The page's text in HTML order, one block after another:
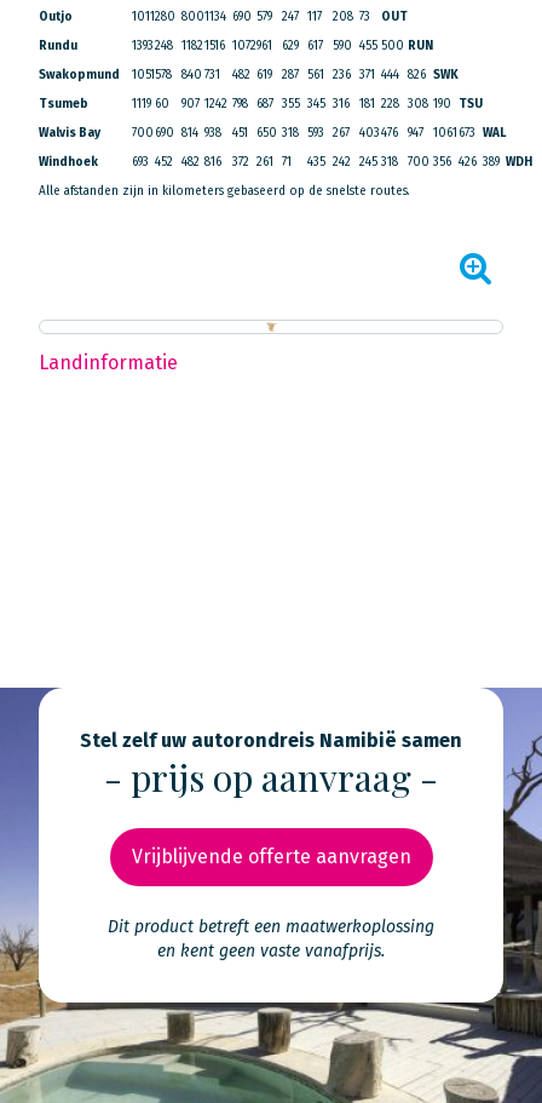
Outjo 1011280 8001134 690 579 247 117 208 73
OUT
Rundu
1393248 11821516 1072961 629 617 590 455 500 RUN
Swakopmund
1051578 840 731 482 619 287 561 236 371 444 826 SWK
Tsumeb
1119 60 907 1242 798 687 355 345 316 181 228 308 190
TSU
Walvis Bay
700 690 814 938 451 650 318 593 267 403476 947 1061 673 WAL
Windhoek
693 452 482 816 372 261 71 435 242 245 318 700 356 426 389 WDH
Alle afstanden zijn in kilometers gebaseerd op de snelste routes.
Landinformatie
Stel zelf uw autorondreis Namibië samen
- prijs op aanvraag -
Vrijblijvende offerte aanvragen
Dit product betreft een maatwerkoplossing
en kent geen vaste vanafprijs.